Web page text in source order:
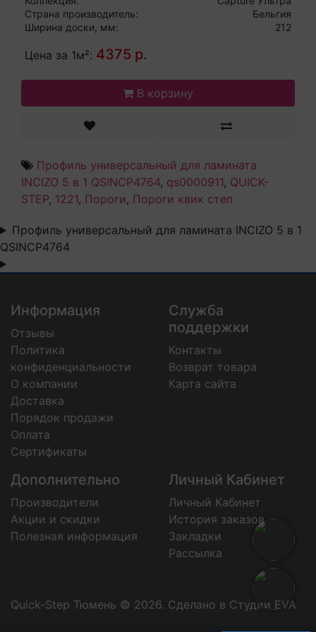
Страна производитель:
Бельгия
Ширина доски, мм:
212
Цена за 1м²: 4375 р.
В корзину
Профиль универсальный для ламината
INCIZO 5 в 1 QSINCP4764, qs0000911, QUICK-
STEP, 1221, Пороги, Пороги квик степ
Профиль универсальный для ламината INCIZO 5 в 1
QSINCP4764
Информация
Отзывы
Политика
конфиденциальности
О компании
Доставка
Порядок продажи
Оплата
Сертификаты
Служба
поддержки
Контакты
Возврат товара
Карта сайта
Дополнительно
Производители
Акции и скидки
Полезная информация
Личный Кабинет
Личный Кабинет
История заказов
Закладки
Рассылка
Quick-Step Тюмень © 2026. Сделано в Студии EVA